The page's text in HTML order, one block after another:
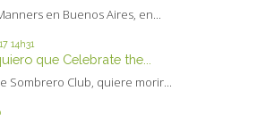
en Buenos Aires, en...
14h31
que Celebrate the...
Sombrero Club, quiere morir...